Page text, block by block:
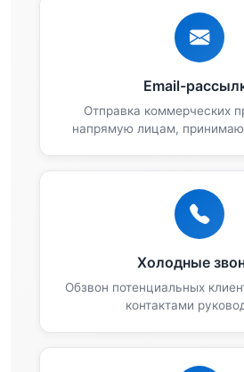
Email-
Отправка коммерческих
напрямую лицам,
Холодные
Обзвон потенциальных
контактами